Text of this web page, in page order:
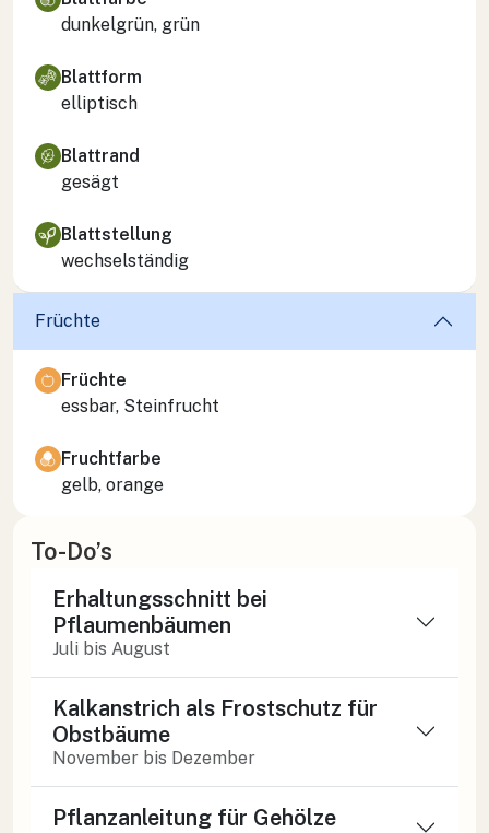
dunkelgrün, grün
Blattform
elliptisch
Blattrand
gesägt
Blattstellung
wechselständig
Früchte
Früchte
essbar, Steinfrucht
Fruchtfarbe
gelb, orange
To-Do’s
Erhaltungsschnitt bei
Pflaumenbäumen
Juli bis August
Kalkanstrich als Frostschutz für
Obstbäume
November bis Dezember
Pflanzanleitung für Gehölze